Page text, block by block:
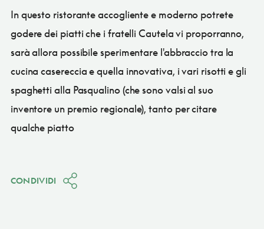
In questo ristorante accogliente e moderno potrete
godere dei piatti che i fratelli Cautela vi proporranno,
sarà allora possibile sperimentare l'abbraccio tra la
cucina casereccia e quella innovativa, i vari risotti e gli
spaghetti alla Pasqualino (che sono valsi al suo
inventore un premio regionale), tanto per citare
qualche piatto
CONDIVIDI